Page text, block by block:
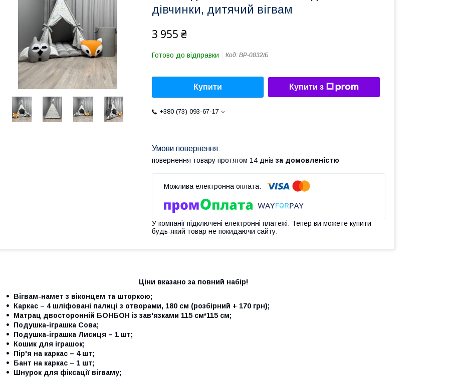
дівчинки, дитячий вігвам
3 955 ₴
Готово до відправки Код: ВР-0832/Б
Купити Купити з
+380 (73) 093-67-17
повернення товару протягом 14 днів за домовленістю
У компанії підключені електронні платежі. Тепер ви можете купити
будь-який товар не покидаючи сайту.
Ціни вказано за повний набір!
Вігвам-намет з віконцем та шторкою;
Каркас – 4 шліфовані палиці з отворами, 180 см (розбірний + 170 грн);
Матрац двосторонній БОНБОН із зав'язками 115 см*115 см;
Подушка-іграшка Сова;
Подушка-іграшка Лисиця – 1 шт;
Кошик для іграшок;
Пір'я на каркас – 4 шт;
Бант на каркас – 1 шт;
Шнурок для фіксації вігваму;